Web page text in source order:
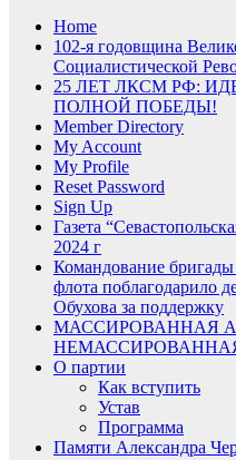
Home
102-я годовщина
Социалистической
25 ЛЕТ ЛКСМ РФ:
ПОЛНОЙ ПОБЕДЫ!
Member Directory
My Account
My Profile
Reset Password
Sign Up
Газета
2024 г
Командование
флота поблагодарило
Обухова за поддержку
МАССИРОВАННАЯ
О партии
Как вступить
Устав
Программа
Памяти Александра